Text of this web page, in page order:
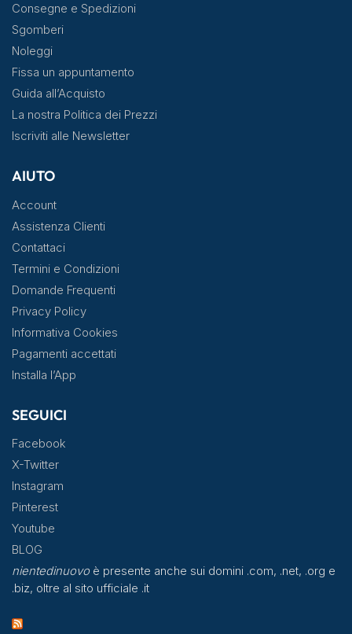
Consegne e Spedizioni
Sgomberi
Noleggi
Fissa un appuntamento
Guida all’Acquisto
La nostra Politica dei Prezzi
Iscriviti alle Newsletter
AIUTO
Account
Assistenza Clienti
Contattaci
Termini e Condizioni
Domande Frequenti
Privacy Policy
Informativa Cookies
Pagamenti accettati
Installa l’App
SEGUICI
Facebook
X-Twitter
Instagram
Pinterest
Youtube
BLOG
nientedinuovoè presente anche sui domini .com, .net, .org e
.biz, oltre al sito ufficiale .it